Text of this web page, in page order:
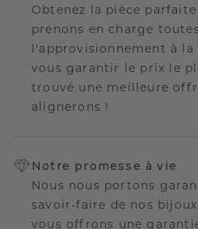
Obtenez la pièce
prenons en charge
l'approvisionnement à
vous garantir le prix le
trouvé une meilleure
alignerons !
Notre promesse à vie
Nous nous portons
savoir-faire de nos
vous offrons une